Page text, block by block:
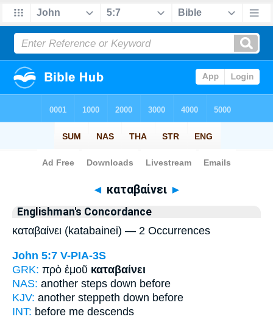
Bible>Strong's > Greek
◄ καταβαίνει ►
Englishman's Concordance
καταβαίνει (katabainei) — 2 Occurrences
John 5:7 V-PIA-3S
GRK: πρὸ ἐμοῦ καταβαίνει
NAS: another steps down before
KJV: another steppeth down before
INT: before me descends